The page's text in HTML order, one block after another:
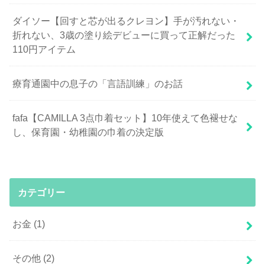
ダイソー【回すと芯が出るクレヨン】手が汚れない・
折れない、3歳の塗り絵デビューに買って正解だった
110円アイテム
療育通園中の息子の「言語訓練」のお話
fafa【CAMILLA 3点巾着セット】10年使えて色褪せな
し、保育園・幼稚園の巾着の決定版
カテゴリー
お金 (1)
その他 (2)